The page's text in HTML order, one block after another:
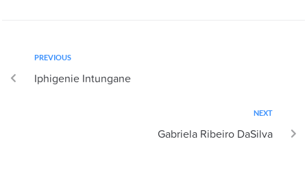
PREVIOUS
Iphigenie Intungane
NEXT
Gabriela Ribeiro DaSilva